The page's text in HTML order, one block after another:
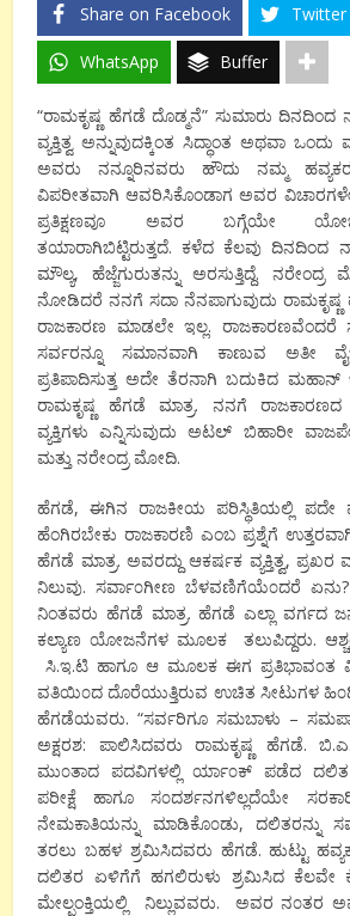
Share on Facebook Twitter
WhatsApp Buffer
“ರಾಮಕೃಷ್ಣ ಹೆಗಡೆ ದೊಡ್ಮನೆ” ಸುಮಾರು ದಿನದಿಂದ
ವ್ಯಕ್ತಿತ್ವ ಅನ್ನುವುದಕ್ಕಿಂತ ಸಿದ್ಧಾಂತ ಅಥವಾ
ಅವರು ನನ್ನೂರಿನವರು ಹೌದು ನಮ್ಮ
ವಿಪರೀತವಾಗಿ ಆವರಿಸಿಕೊಂಡಾಗ ಅವರ ವಿಚಾರಗಳೇ
ಪ್ರತಿಕ್ಷಣವೂ ಅವರ ಬಗ್ಗೆಯೇ
ತಯಾರಾಗಿಬಿಟ್ಟಿರುತ್ತದೆ. ಕಳೆದ ಕೆಲವು ದಿನದಿಂದ
ಮೌಲ್ಯ, ಹೆಜ್ಜೆಗುರುತನ್ನು ಅರಸುತ್ತಿದ್ದೆ.
ನೋಡಿದರೆ ನನಗೆ ಸದಾ ನೆನಪಾಗುವುದು
ರಾಜಕಾರಣ ಮಾಡಲೇ ಇಲ್ಲ. ರಾಜಕಾರಣವೆಂದರೆ
ಸರ್ವರನ್ನೂ ಸಮಾನವಾಗಿ ಕಾಣುವ ಅತೀ
ಪ್ರತಿಪಾದಿಸುತ್ತ ಅದೇ ತೆರನಾಗಿ ಬದುಕಿದ
ರಾಮಕೃಷ್ಣ ಹೆಗಡೆ ಮಾತ್ರ. ನನಗೆ ರಾಜಕಾರಣದ
ವ್ಯಕ್ತಿಗಳು ಎನ್ನಿಸುವುದು ಅಟಲ್ ಬಿಹಾರೀ
ಮತ್ತು ನರೇಂದ್ರ ಮೋದಿ.
ಹೆಗಡೆ, ಈಗಿನ ರಾಜಕೀಯ ಪರಿಸ್ಥಿತಿಯಲ್ಲಿ ಪದೇ
ಹೆಂಗಿರಬೇಕು ರಾಜಕಾರಣಿ ಎಂಬ ಪ್ರಶ್ನೆಗೆ ಉತ್ತರವಾಗಿ
ಹೆಗಡೆ ಮಾತ್ರ. ಅವರದ್ದು ಆಕರ್ಷಕ ವ್ಯಕ್ತಿತ್ವ, ಪ್ರಖರ
ನಿಲುವು. ಸರ್ವಾ೦ಗೀಣ ಬೆಳವಣಿಗೆಯೆ೦ದರೆ ಏನು?
ನಿಂತವರು ಹೆಗಡೆ ಮಾತ್ರ. ಹೆಗಡೆ ಎಲ್ಲಾ ವರ್ಗದ
ಕಲ್ಯಾಣ ಯೋಜನೆಗಳ ಮೂಲಕ ತಲುಪಿದ್ದರು.
ಸಿ.ಇ.ಟಿ ಹಾಗೂ ಆ ಮೂಲಕ ಈಗ ಪ್ರತಿಭಾವ೦ತ
ವತಿಯಿ೦ದ ದೊರೆಯುತ್ತಿರುವ ಉಚಿತ ಸೀಟುಗಳ
ಹೆಗಡೆಯವರು. “ಸರ್ವರಿಗೂ ಸಮಬಾಳು –
ಅಕ್ಷರಶ: ಪಾಲಿಸಿದವರು ರಾಮಕೃಷ್ಣ ಹೆಗಡೆ.
ಮು೦ತಾದ ಪದವಿಗಳಲ್ಲಿ ರ್ಯಾ೦ಕ್ ಪಡೆದ
ಪರೀಕ್ಷೆ ಹಾಗೂ ಸ೦ದರ್ಶನಗಳಿಲ್ಲದೆಯೇ
ನೇಮಕಾತಿಯನ್ನು ಮಾಡಿಕೊ೦ಡು, ದಲಿತರನ್ನು
ತರಲು ಬಹಳ ಶ್ರಮಿಸಿದವರು ಹೆಗಡೆ. ಹುಟ್ಟು
ದಲಿತರ ಏಳಿಗೆಗೆ ಹಗಲಿರುಳು ಶ್ರಮಿಸಿದ ಕೆಲವೇ
ಮೇಲ್ಪಂಕ್ತಿಯಲ್ಲಿ ನಿಲ್ಲುವವರು. ಅವರ ನ೦ತರ